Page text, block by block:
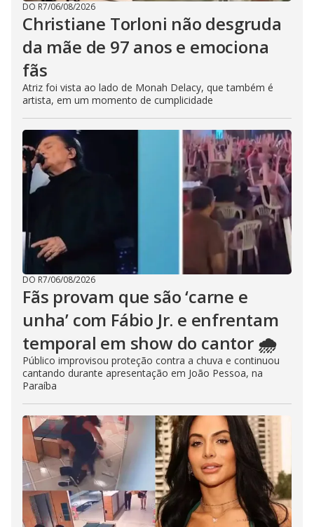
DO R7/06/08/2026
Christiane Torloni não desgruda
da mãe de 97 anos e emociona
fãs
Atriz foi vista ao lado de Monah Delacy, que também é
artista, em um momento de cumplicidade
DO R7/06/08/2026
Fãs provam que são ‘carne e
unha’ com Fábio Jr. e enfrentam
temporal em show do cantor 🌧️
Público improvisou proteção contra a chuva e continuou
cantando durante apresentação em João Pessoa, na
Paraíba